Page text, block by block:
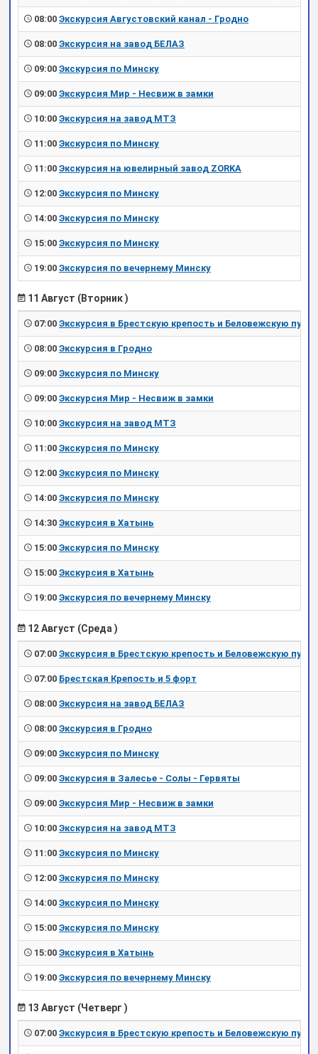
08:00 Экскурсия Августовский канал - Гродно
08:00 Экскурсия на завод БЕЛАЗ
09:00 Экскурсия по Минску
09:00 Экскурсия Мир - Несвиж в замки
10:00 Экскурсия на завод МТЗ
11:00 Экскурсия по Минску
11:00 Экскурсия на ювелирный завод ZORKA
12:00 Экскурсия по Минску
14:00 Экскурсия по Минску
15:00 Экскурсия по Минску
19:00 Экскурсия по вечернему Минску
11 Август (Вторник )
07:00 Экскурсия в Брестскую крепость и Беловежскую пущу
08:00 Экскурсия в Гродно
09:00 Экскурсия по Минску
09:00 Экскурсия Мир - Несвиж в замки
10:00 Экскурсия на завод МТЗ
11:00 Экскурсия по Минску
12:00 Экскурсия по Минску
14:00 Экскурсия по Минску
14:30 Экскурсия в Хатынь
15:00 Экскурсия по Минску
15:00 Экскурсия в Хатынь
19:00 Экскурсия по вечернему Минску
12 Август (Среда )
07:00 Экскурсия в Брестскую крепость и Беловежскую пущу
07:00 Брестская Крепость и 5 форт
08:00 Экскурсия на завод БЕЛАЗ
08:00 Экскурсия в Гродно
09:00 Экскурсия по Минску
09:00 Экскурсия в Залесье - Солы - Гервяты
09:00 Экскурсия Мир - Несвиж в замки
10:00 Экскурсия на завод МТЗ
11:00 Экскурсия по Минску
12:00 Экскурсия по Минску
14:00 Экскурсия по Минску
15:00 Экскурсия по Минску
15:00 Экскурсия в Хатынь
19:00 Экскурсия по вечернему Минску
13 Август (Четверг )
07:00 Экскурсия в Брестскую крепость и Беловежскую пущу